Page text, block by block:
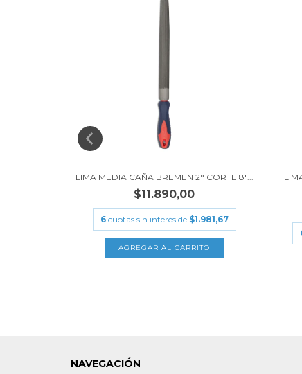
LIMA MEDIA CAÑA BREMEN 2° CORTE 8"...
$11.890,00
6 cuotas sin interés de $1.981,67
NAVEGACIÓN